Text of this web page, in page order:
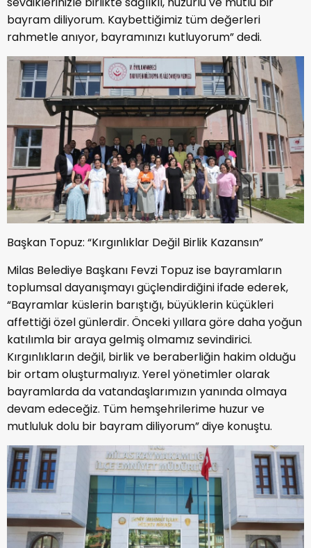
bayram diliyorum. Kaybettiğimiz tüm değerleri
rahmetle anıyor, bayramınızı kutluyorum” dedi.
Başkan Topuz: “Kırgınlıklar Değil Birlik Kazansın”
Milas Belediye Başkanı Fevzi Topuz ise bayramların
toplumsal dayanışmayı güçlendirdiğini ifade ederek,
“Bayramlar küslerin barıştığı, büyüklerin küçükleri
affettiği özel günlerdir. Önceki yıllara göre daha yoğun
katılımla bir araya gelmiş olmamız sevindirici.
Kırgınlıkların değil, birlik ve beraberliğin hakim olduğu
bir ortam oluşturmalıyız. Yerel yönetimler olarak
bayramlarda da vatandaşlarımızın yanında olmaya
devam edeceğiz. Tüm hemşehrilerime huzur ve
mutluluk dolu bir bayram diliyorum” diye konuştu.